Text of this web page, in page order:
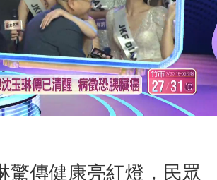
驚傳健康亮紅燈，民眾